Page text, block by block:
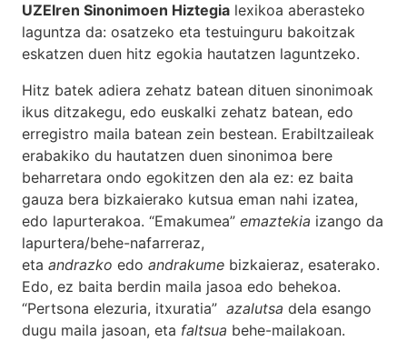
UZEIren Sinonimoen Hiztegia lexikoa aberasteko
laguntza da: osatzeko eta testuinguru bakoitzak
eskatzen duen hitz egokia hautatzen laguntzeko.
Hitz batek adiera zehatz batean dituen sinonimoak
ikus ditzakegu, edo euskalki zehatz batean, edo
erregistro maila batean zein bestean. Erabiltzaileak
erabakiko du hautatzen duen sinonimoa bere
beharretara ondo egokitzen den ala ez: ez baita
gauza bera bizkaierako kutsua eman nahi izatea,
edo lapurterakoa. “Emakumea” emaztekia izango da
lapurtera/behe-nafarreraz,
eta andrazko edo andrakume bizkaieraz, esaterako.
Edo, ez baita berdin maila jasoa edo behekoa.
“Pertsona elezuria, itxuratia” azalutsa dela esango
dugu maila jasoan, eta faltsua behe-mailakoan.